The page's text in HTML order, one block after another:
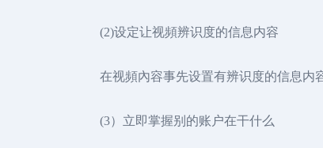
(2)设定让视頻辨识度的信息内容
在视頻內容事先设置有辨识度的信息内
(3）立即掌握别的账户在干什么